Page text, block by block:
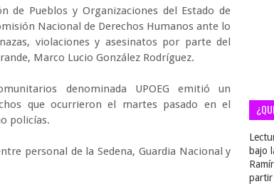
de Pueblos y Organizaciones del Estado de
Nacional de Derechos Humanos ante lo
violaciones y asesinatos por parte del
Marco Lucio González Rodríguez.
denominada UPOEG emitió un
que ocurrieron el martes pasado en el
policías.
personal de la Sedena, Guardia Nacional y
bajo
partir